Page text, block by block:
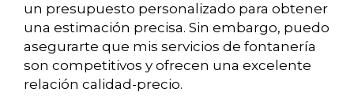
un presupuesto personalizado para obtener
una estimación precisa. Sin embargo, puedo
asegurarte que mis servicios de fontanería
son competitivos y ofrecen una excelente
relación calidad-precio.